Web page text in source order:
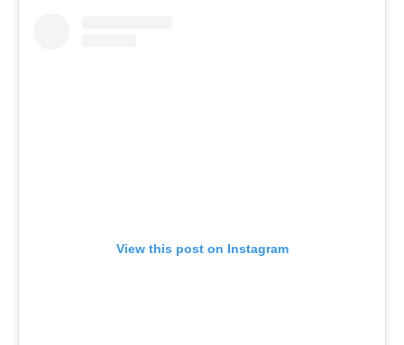
View this post on Instagram